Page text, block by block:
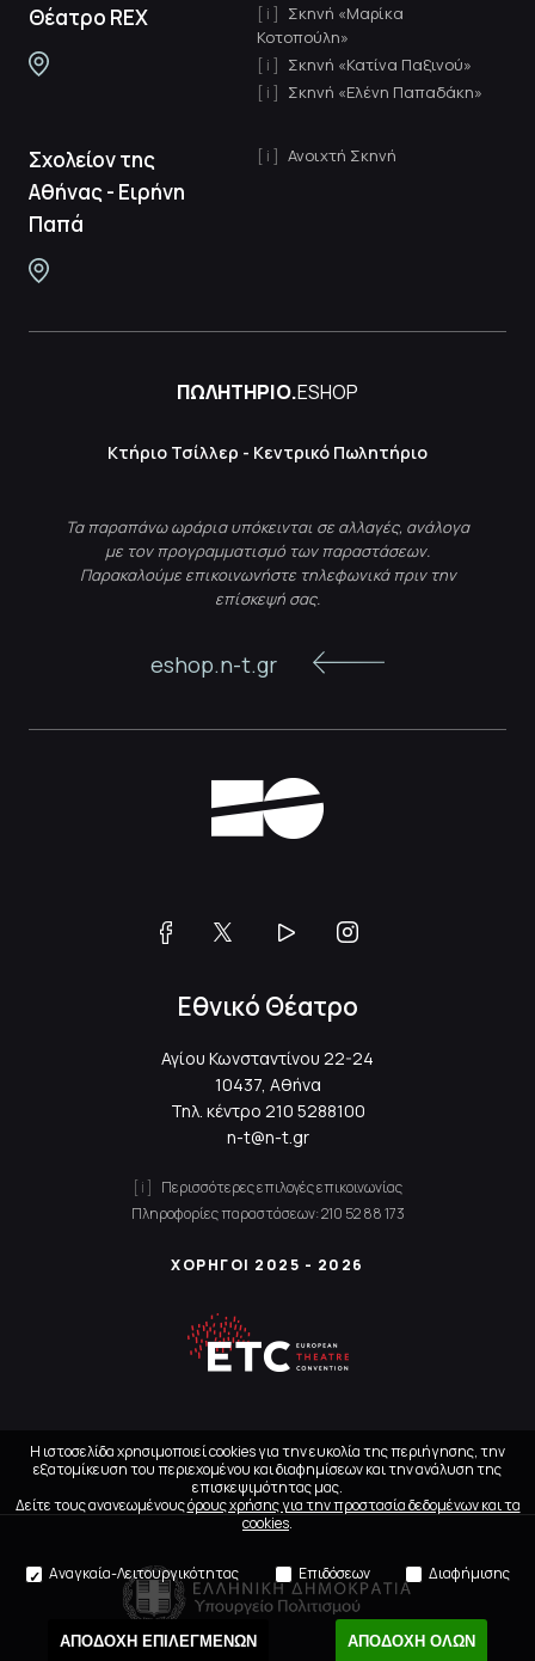
Θέατρο REX
Σκηνή «Μαρίκα
Κοτοπούλη»
Σκηνή «Κατίνα Παξινού»
Σκηνή «Ελένη Παπαδάκη»
Σχολείον της
Αθήνας - Ειρήνη
Παπά
Ανοιχτή Σκηνή
ΠΩΛΗΤΗΡΙΟ.ESHOP
Κτήριο Τσίλλερ - Κεντρικό Πωλητήριο
Τα παραπάνω ωράρια υπόκεινται σε αλλαγές, ανάλογα
με τον προγραμματισμό των παραστάσεων.
Παρακαλούμε επικοινωνήστε τηλεφωνικά πριν την
επίσκεψή σας.
eshop.n-t.gr
Εθνικό Θέατρο
Αγίου Κωνσταντίνου 22-24
10437, Αθήνα
Τηλ. κέντρο 210 5288100
n-t@n-t.gr
Περισσότερες επιλογές επικοινωνίας
Πληροφορίες παραστάσεων:210 52 88 173
ΧΟΡΗΓΟΙ 2025 - 2026
Η ιστοσελίδα χρησιμοποιεί cookies για την ευκολία της περιήγησης, την
εξατομίκευση του περιεχομένου και διαφημίσεων και την ανάλυση της
επισκεψιμότητας μας.
Δείτε τους ανανεωμένουςόρους χρήσης για την προστασία δεδομένων και τα
cookies.
Αναγκαία-Λειτουργικότητας Επιδόσεων Διαφήμισης
ΑΠΟΔΟΧΗ ΕΠΙΛΕΓΜΕΝΩΝ ΑΠΟΔΟΧΗ ΟΛΩΝ